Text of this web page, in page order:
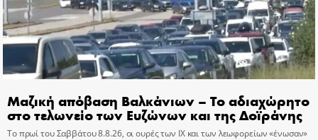
Μαζική απόβαση Βαλκάνιων – Το αδιαχώρητο
στο τελωνείο των Ευζώνων και της Δοϊράνης
Το πρωί του Σαββάτου 8.8.26, οι ουρές των ΙΧ και των λεωφορείων «ένωσαν»